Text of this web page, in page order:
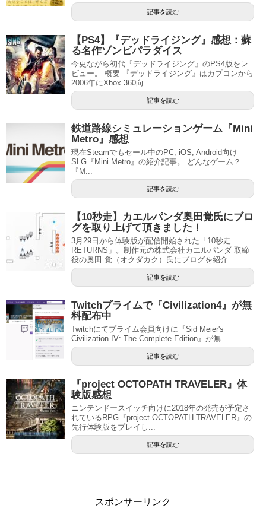
記事を読む
【PS4】『デッドライジング』感想：蘇
る名作ゾンビパラダイス
今更ながら初代『デッドライジング』のPS4版をレ
ビュー。 概要 『デッドライジング』はカプコンから
2006年にXbox 360向...
記事を読む
鉄道路線シミュレーションゲーム『Mini
Metro』感想
現在Steamでもセール中のPC, iOS, Android向け
SLG『Mini Metro』の紹介記事。 どんなゲーム？
『M...
記事を読む
【10秒走】カエルパンダ奥田覚氏にブロ
グを取り上げて頂きました！
3月29日から体験版が配信開始された「10秒走
RETURNS」。制作元の株式会社カエルパンダ 取締
役の奥田 覚（オクダカク）氏にブログを紹介...
記事を読む
Twitchプライムで『Civilization4』が無
料配布中
Twitchにてプライム会員向けに『Sid Meier's
Civilization IV: The Complete Edition』が無...
記事を読む
『project OCTOPATH TRAVELER』体
験版感想
ニンテンドースイッチ向けに2018年の発売が予定さ
れているRPG『project OCTOPATH TRAVELER』の
先行体験版をプレイし...
記事を読む
スポンサーリンク